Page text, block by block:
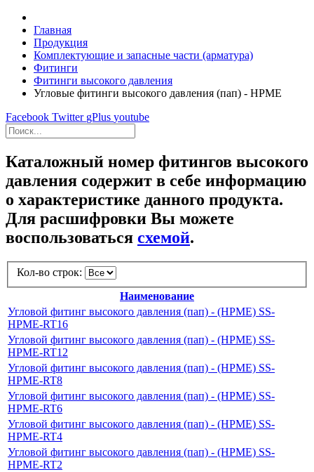
Главная
Продукция
Комплектующие и запасные части (арматура)
Фитинги
Фитинги высокого давления
Угловые фитинги высокого давления (пап) - HPME
Facebook Twitter gPlus youtube
Каталожный номер фитингов высокого
давления содержит в себе информацию
о характеристике данного продукта.
Для расшифровки Вы можете
воспользоваться схемой.
Кол-во строк:
Наименование
Угловой фитинг высокого давления (пап) - (HPME) SS-
HPME-RT16
Угловой фитинг высокого давления (пап) - (HPME) SS-
HPME-RT12
Угловой фитинг высокого давления (пап) - (HPME) SS-
HPME-RT8
Угловой фитинг высокого давления (пап) - (HPME) SS-
HPME-RT6
Угловой фитинг высокого давления (пап) - (HPME) SS-
HPME-RT4
Угловой фитинг высокого давления (пап) - (HPME) SS-
HPME-RT2